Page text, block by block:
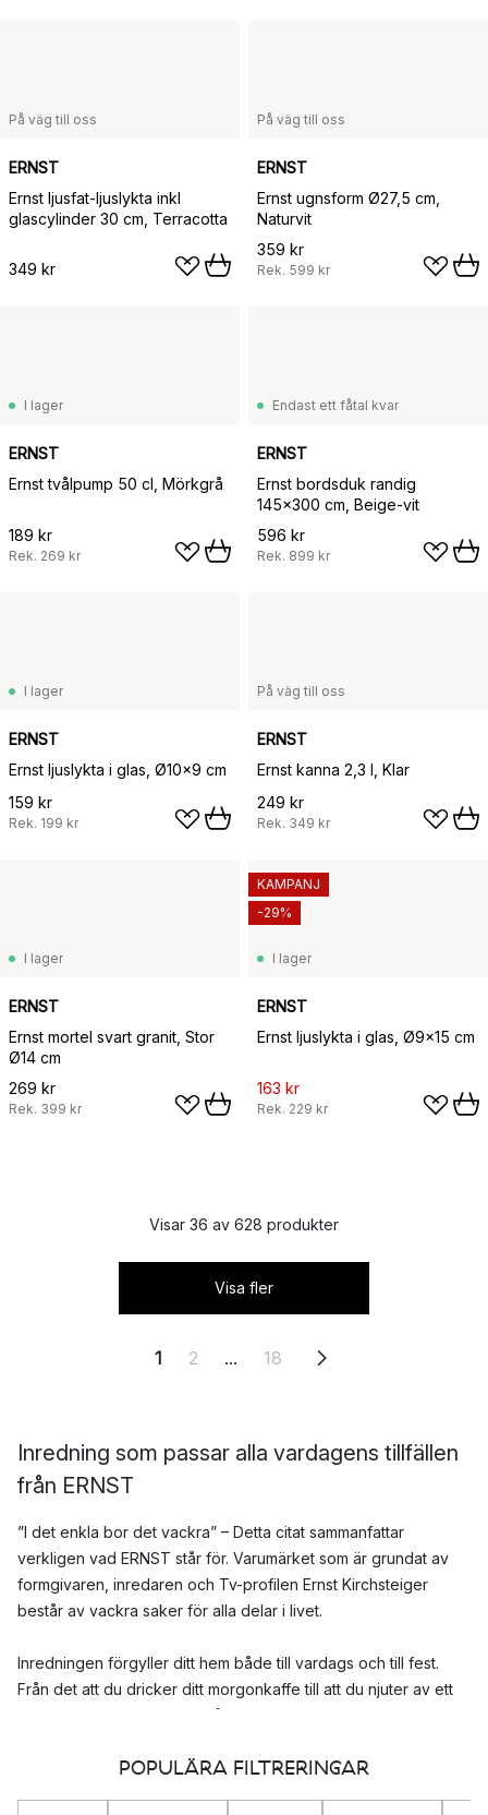
På väg till oss
ERNST
Ernst ljusfat-ljuslykta inkl
glascylinder 30 cm, Terracotta
349 kr
På väg till oss
ERNST
Ernst ugnsform Ø27,5 cm,
Naturvit
359 kr
Rek. 599 kr
I lager
ERNST
Ernst tvålpump 50 cl, Mörkgrå
189 kr
Rek. 269 kr
Endast ett fåtal kvar
ERNST
Ernst bordsduk randig
145x300 cm, Beige-vit
596 kr
Rek. 899 kr
I lager
ERNST
Ernst ljuslykta i glas, Ø10x9 cm
159 kr
Rek. 199 kr
På väg till oss
ERNST
Ernst kanna 2,3 l, Klar
249 kr
Rek. 349 kr
I lager
ERNST
Ernst mortel svart granit, Stor
Ø14 cm
269 kr
Rek. 399 kr
I lager
ERNST
Ernst ljuslykta i glas, Ø9x15 cm
163 kr
Rek. 229 kr
KAMPANJ
-29%
Visar 36 av 628 produkter
Visa fler
1 2 ... 18
Inredning som passar alla vardagens tillfällen
från ERNST
”I det enkla bor det vackra” – Detta citat sammanfattar
verkligen vad ERNST står för. Varumärket som är grundat av
formgivaren, inredaren och Tv-profilen Ernst Kirchsteiger
består av vackra saker för alla delar i livet.
Inredningen förgyller ditt hem både till vardags och till fest.
Från det att du dricker ditt morgonkaffe till att du njuter av ett
gott glas vin till middagen på kvällen.
Vacker inredning och porslin från ERNST
POPULÄRA FILTRERINGAR